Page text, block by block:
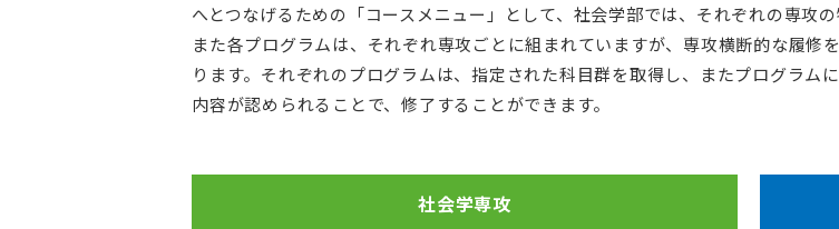
へとつなげるための「コースメニュー」として、社会学部では、それぞれの専攻
また各プログラムは、それぞれ専攻ごとに組まれていますが、専攻横断的な履
ります。それぞれのプログラムは、指定された科目群を取得し、またプログラム
内容が認められることで、修了することができます。
社会学専攻